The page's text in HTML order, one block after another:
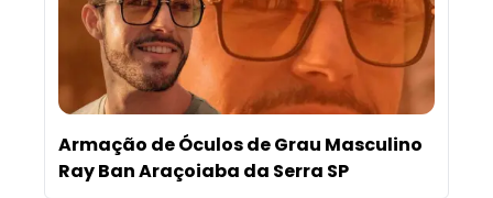
Armação de Óculos de Grau Masculino
Ray Ban Araçoiaba da Serra SP